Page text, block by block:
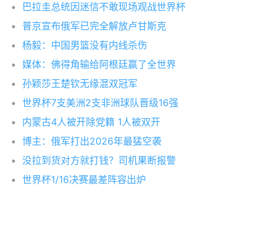
巴拉圭总统因迷信不敢现场观战世界杯
普京宣布俄军已完全解放卢甘斯克
杨毅：中国男篮没有内线杀伤
媒体：佛得角输给阿根廷赢了全世界
孙颖莎王楚钦无缘混双冠军
世界杯7支美洲2支非洲球队晋级16强
内蒙古4人被开除党籍 1人被双开
博主：俄军打出2026年最猛空袭
没拉到货对方就打钱？司机果断报警
世界杯1/16决赛最差阵容出炉